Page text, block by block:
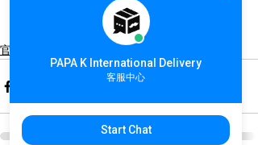
官方公告
PAPA K International Delivery
客服中心
Start Chat